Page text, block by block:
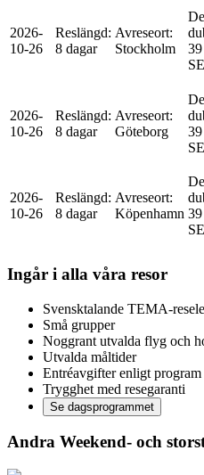
2026-
10-26
Reslängd:
8 dagar
Avreseort:
Stockholm
2026-
10-26
Reslängd:
8 dagar
Avreseort:
Göteborg
2026-
10-26
Reslängd:
8 dagar
Avreseort:
Köpenhamn
Ingår i alla våra resor
Svensktalande TEMA-
Små grupper
Noggrant utvalda flyg och
Utvalda måltider
Entréavgifter enligt program
Trygghet med resegaranti
Se dagsprogrammet
Andra Weekend- och